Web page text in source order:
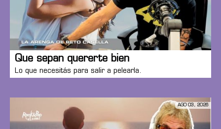
Que sepan quererte bien
Lo que necesitás para salir a pelearla.
AGO 03, 2026